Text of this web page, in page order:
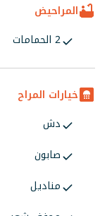
المراحيض
2 الحمامات
خيارات المراح
دش
صابون
مناديل